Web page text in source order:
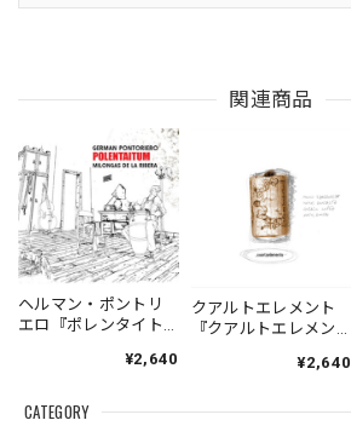
CATEGORY
関連商品
ヘルマン・ポントリ
エロ『ポレンタイト
Pontoriero『POLENT
la Ribera』
¥2,640
クアルトエレメント
『クアルトエレメン
Cuartoelemento『Cu
（007RECORDS-27）
¥2,640